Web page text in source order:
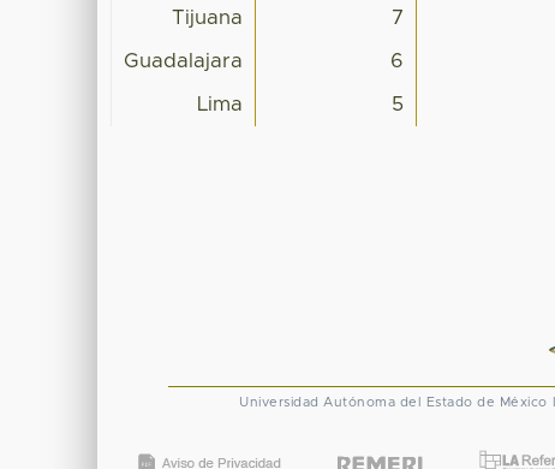
Tijuana 7
Guadalajara 6
Lima 5
Universidad Autónoma del Estado de México